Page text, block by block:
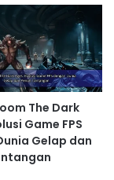
The Dark
Game FPS
Gelap dan